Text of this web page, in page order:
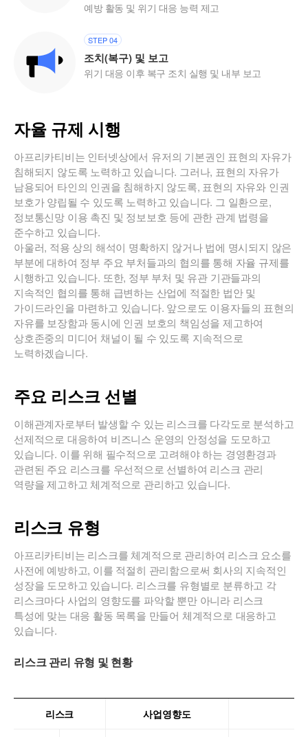
예방 활동 및 위기 대응 능력 제고
STEP 04
조치(복구) 및 보고
위기 대응 이후 복구 조치 실행 및 내부 보고
자율 규제 시행
아프리카티비는 인터넷상에서 유저의 기본권인 표현의 자유가
침해되지 않도록 노력하고 있습니다. 그러나, 표현의 자유가
남용되어 타인의 인권을 침해하지 않도록, 표현의 자유와 인권
보호가 양립될 수 있도록 노력하고 있습니다. 그 일환으로,
정보통신망 이용 촉진 및 정보보호 등에 관한 관계 법령을
준수하고 있습니다.
아울러, 적용 상의 해석이 명확하지 않거나 법에 명시되지 않은
부분에 대하여 정부 주요 부처들과의 협의를 통해 자율 규제를
시행하고 있습니다. 또한, 정부 부처 및 유관 기관들과의
지속적인 협의를 통해 급변하는 산업에 적절한 법안 및
가이드라인을 마련하고 있습니다. 앞으로도 이용자들의 표현의
자유를 보장함과 동시에 인권 보호의 책임성을 제고하여
상호존중의 미디어 채널이 될 수 있도록 지속적으로
노력하겠습니다.
주요 리스크 선별
이해관계자로부터 발생할 수 있는 리스크를 다각도로 분석하고
선제적으로 대응하여 비즈니스 운영의 안정성을 도모하고
있습니다. 이를 위해 필수적으로 고려해야 하는 경영환경과
관련된 주요 리스크를 우선적으로 선별하여 리스크 관리
역량을 제고하고 체계적으로 관리하고 있습니다.
리스크 유형
아프리카티비는 리스크를 체계적으로 관리하여 리스크 요소를
사전에 예방하고, 이를 적절히 관리함으로써 회사의 지속적인
성장을 도모하고 있습니다. 리스크를 유형별로 분류하고 각
리스크마다 사업의 영향도를 파악할 뿐만 아니라 리스크
특성에 맞는 대응 활동 목록을 만들어 체계적으로 대응하고
있습니다.
리스크 관리 유형 및 현황
리스크 사업영향도